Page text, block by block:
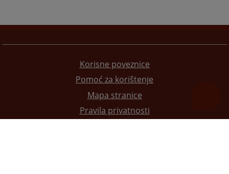
Korisne poveznice
Pomoć za korištenje
Mapa stranice
Pravila privatnosti